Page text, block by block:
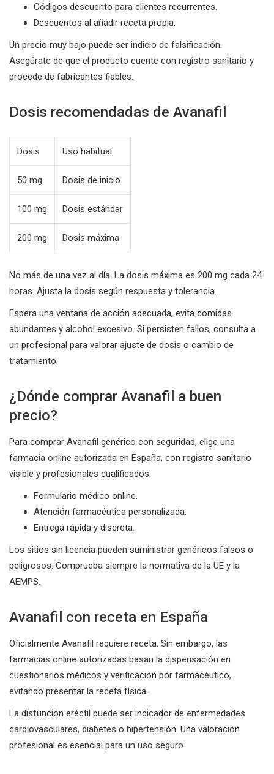
Códigos descuento para clientes recurrentes.
Descuentos al añadir receta propia.
Un precio muy bajo puede ser indicio de falsificación.
Asegúrate de que el producto cuente con registro sanitario y
procede de fabricantes fiables.
Dosis recomendadas de Avanafil
Dosis Uso habitual
50 mg Dosis de inicio
100 mg Dosis estándar
200 mg Dosis máxima
No más de una vez al día. La dosis máxima es 200 mg cada 24
horas. Ajusta la dosis según respuesta y tolerancia.
Espera una ventana de acción adecuada, evita comidas
abundantes y alcohol excesivo. Si persisten fallos, consulta a
un profesional para valorar ajuste de dosis o cambio de
tratamiento.
¿Dónde comprar Avanafil a buen
precio?
Para comprar Avanafil genérico con seguridad, elige una
farmacia online autorizada en España, con registro sanitario
visible y profesionales cualificados.
Formulario médico online.
Atención farmacéutica personalizada.
Entrega rápida y discreta.
Los sitios sin licencia pueden suministrar genéricos falsos o
peligrosos. Comprueba siempre la normativa de la UE y la
AEMPS.
Avanafil con receta en España
Oficialmente Avanafil requiere receta. Sin embargo, las
farmacias online autorizadas basan la dispensación en
cuestionarios médicos y verificación por farmacéutico,
evitando presentar la receta física.
La disfunción eréctil puede ser indicador de enfermedades
cardiovasculares, diabetes o hipertensión. Una valoración
profesional es esencial para un uso seguro.